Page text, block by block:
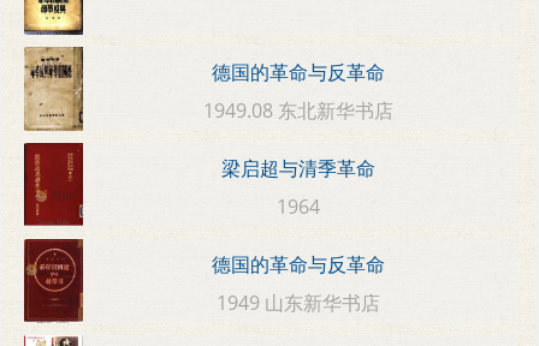
德国的革命与反革命
1949.08 东北新华书店
梁启超与清季革命
1964
德国的革命与反革命
1949 山东新华书店